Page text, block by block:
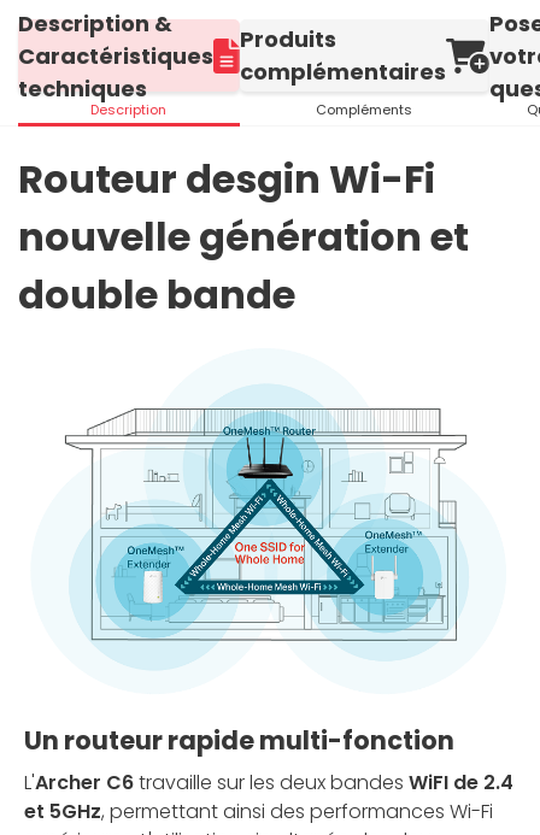
Description &
Caractéristiques
techniques
Description
Produits
complémentaires
Compléments
Routeur desgin Wi-Fi
nouvelle génération et
double bande
Un routeur rapide multi-fonction
L'Archer C6travaille sur les deux bandes WiFI de 2.4
et 5GHz, permettant ainsi des performances Wi-Fi